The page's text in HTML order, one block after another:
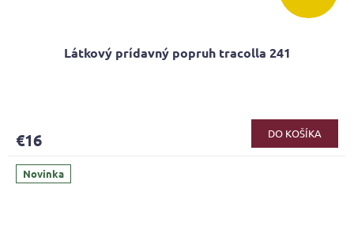
Látkový prídavný popruh tracolla 241
€16 DO KOŠÍKA
Novinka